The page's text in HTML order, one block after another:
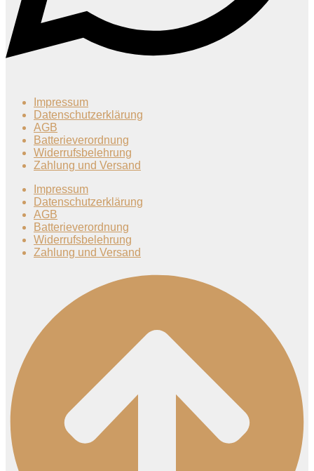
Impressum
Datenschutzerklärung
AGB
Batterieverordnung
Widerrufsbelehrung
Zahlung und Versand
Impressum
Datenschutzerklärung
AGB
Batterieverordnung
Widerrufsbelehrung
Zahlung und Versand